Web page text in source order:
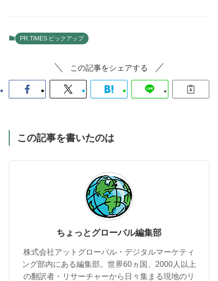
PR TIMES ピックアップ
この記事をシェアする
この記事を書いたのは
ちょっとグローバル編集部
株式会社アットグローバル・デジタルマーケティ
ング部内にある編集部。世界60ヵ国、2000人以上
の翻訳者・リサーチャーから日々集まる現地のリ